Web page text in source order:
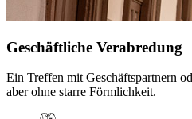
Geschäftliche Verabredung
Ein Treffen mit Geschäftspartnern
aber ohne starre Förmlichkeit.